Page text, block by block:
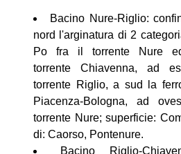
Bacino Nure-Riglio:
nord l'arginatura di 2
Po fra il torrente Nure
torrente Chiavenna, ad
torrente Riglio, a sud la
Piacenza-Bologna, ad
torrente Nure; superficie:
di: Caorso, Pontenure.
Bacino Riglio-